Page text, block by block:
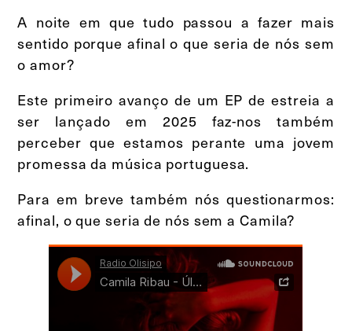
A noite em que tudo passou a fazer mais
sentido porque afinal o que seria de nós sem
o amor?
Este primeiro avanço de um EP de estreia a
ser lançado em 2025 faz-nos também
perceber que estamos perante uma jovem
promessa da música portuguesa.
Para em breve também nós questionarmos:
afinal, o que seria de nós sem a Camila?